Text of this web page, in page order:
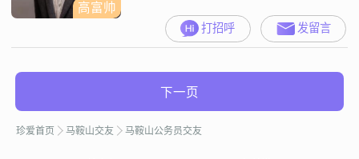
高富帅
打招呼 发留言
下一页
珍爱首页 马鞍山交友 马鞍山公务员交友